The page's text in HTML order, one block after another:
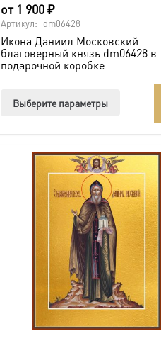
от 1 900₽
Артикул: dm06428
Икона Даниил Московский
благоверный князь dm06428 в
подарочной коробке
Выберите параметры
вариаций.
можно
выбрать
странице
товара.